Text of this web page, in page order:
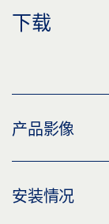
下载
产品影像
闭门器系统 TS
安装情况